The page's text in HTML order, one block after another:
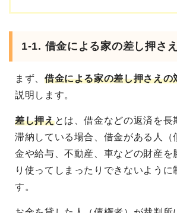
1-1. 借金による家の差し押さ
まず、 借金による家の差し押さえの
説明します。
差し押えとは、借金などの返済を長
滞納している場合、借金がある人（
金や給与、不動産、車などの財産を
り使ってしまったりできないように
す。